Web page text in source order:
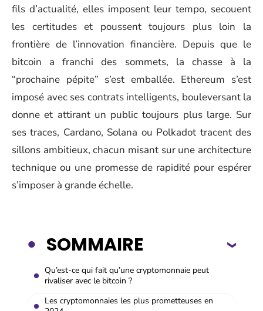
fils d’actualité, elles imposent leur tempo, secouent
les certitudes et poussent toujours plus loin la
frontière de l’innovation financière. Depuis que le
bitcoin a franchi des sommets, la chasse à la
“prochaine pépite” s’est emballée. Ethereum s’est
imposé avec ses contrats intelligents, bouleversant la
donne et attirant un public toujours plus large. Sur
ses traces, Cardano, Solana ou Polkadot tracent des
sillons ambitieux, chacun misant sur une architecture
technique ou une promesse de rapidité pour espérer
s’imposer à grande échelle.
SOMMAIRE
Qu’est-ce qui fait qu’une cryptomonnaie peut
rivaliser avec le bitcoin ?
Les cryptomonnaies les plus prometteuses en